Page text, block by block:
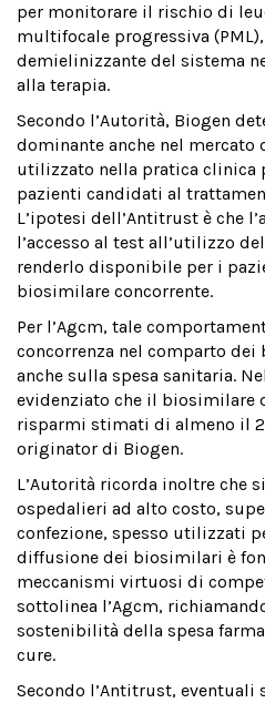
per monitorare il rischio di
multifocale progressiva
demielinizzante del sistema
alla terapia.
Secondo l’Autorità, Biogen
dominante anche nel mercato
utilizzato nella pratica clinica
pazienti candidati al
L’ipotesi dell’Antitrust è che
l’accesso al test all’utilizzo
renderlo disponibile per i
biosimilare concorrente.
Per l’Agcm, tale
concorrenza nel comparto
anche sulla spesa sanitaria.
evidenziato che il biosimilare
risparmi stimati di almeno il
originator di Biogen.
L’Autorità ricorda inoltre che
ospedalieri ad alto costo,
confezione, spesso utilizzati
diffusione dei biosimilari è
meccanismi virtuosi di
sottolinea l’Agcm,
sostenibilità della spesa
cure.
Secondo l’Antitrust, eventuali